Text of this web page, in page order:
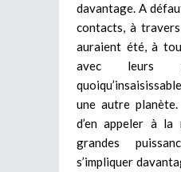
davantage. A
contacts, à
auraient été, à
avec leurs
une autre
d’en appeler à la
grandes
s’impliquer